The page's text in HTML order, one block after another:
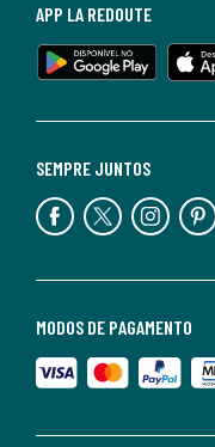
MODOS DE PAGAMENTO
SEMPRE JUNTOS
APP LA REDOUTE